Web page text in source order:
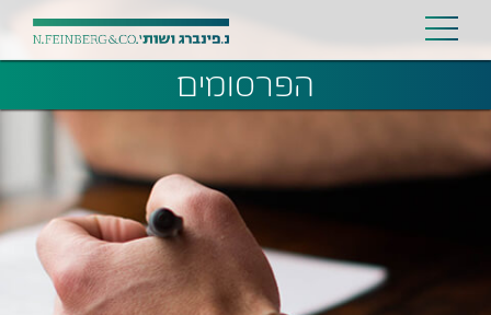
הפרסומים